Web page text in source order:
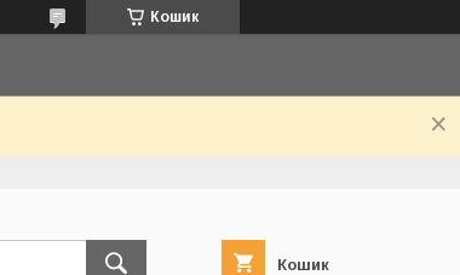
Кошик
Кошик